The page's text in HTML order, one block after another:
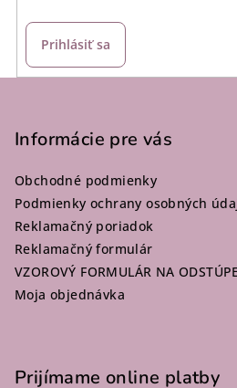
Prihlásiť sa
Informácie pre vás
Obchodné podmienky
Podmienky ochrany osobných
Reklamačný poriadok
Reklamačný formulár
VZOROVÝ FORMULÁR NA
Moja objednávka
Prijímame online platby